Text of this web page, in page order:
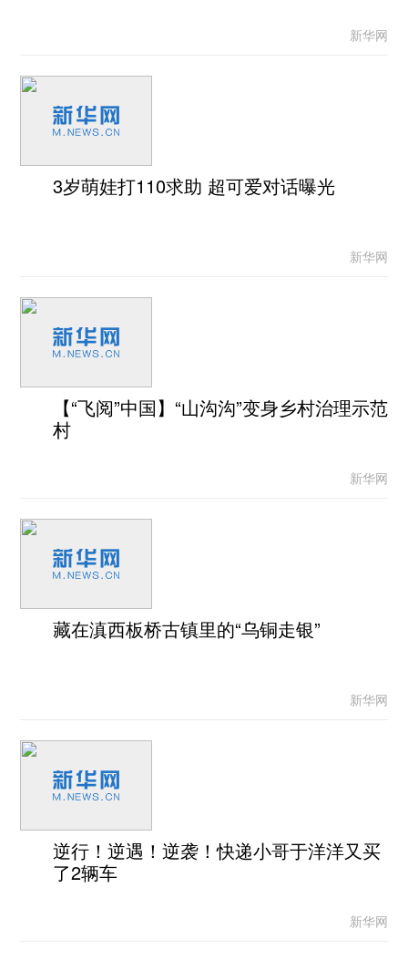
新华网
3岁萌娃打110求助 超可爱对话曝光
新华网
【“飞阅”中国】“山沟沟”变身乡村治理示范
村
新华网
藏在滇西板桥古镇里的“乌铜走银”
新华网
逆行！逆遇！逆袭！快递小哥于洋洋又买
了2辆车
新华网